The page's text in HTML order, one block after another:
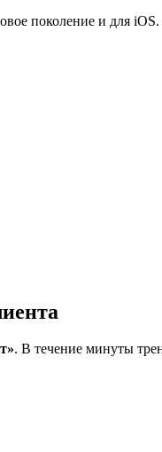
поколение и для
. В течение минуты